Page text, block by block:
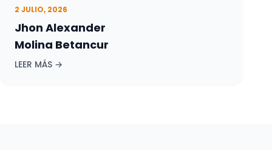
2 JULIO, 2026
Jhon Alexander
Molina Betancur
LEER MÁS →